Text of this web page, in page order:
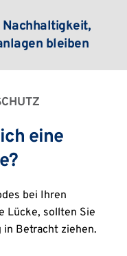
bleiben
eine
bei Ihren
Lücke, sollten Sie
Betracht ziehen.